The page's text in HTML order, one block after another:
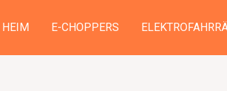
HEIM E-CHOPPERS